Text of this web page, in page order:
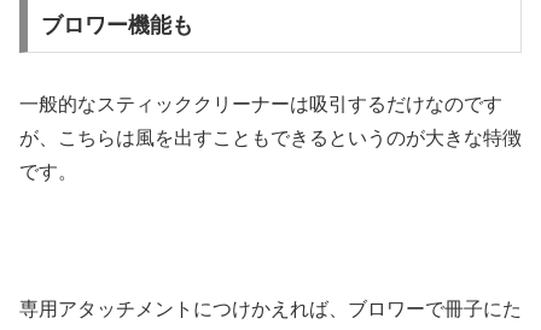
ブロワー機能も
一般的なスティッククリーナーは吸引するだけなのです
が、こちらは風を出すこともできるというのが大きな特徴
です。
専用アタッチメントにつけかえれば、ブロワーで冊子にた